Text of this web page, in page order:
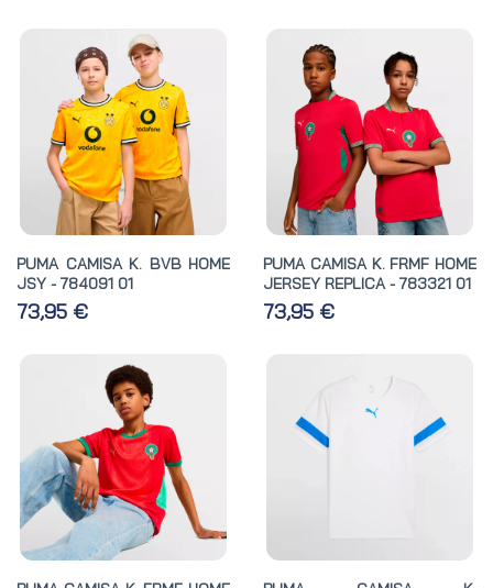
PUMA CAMISA K. BVB HOME
JSY - 784091 01
73,95 €
PUMA CAMISA K. FRMF HOME
JERSEY REPLICA - 783321 01
73,95 €